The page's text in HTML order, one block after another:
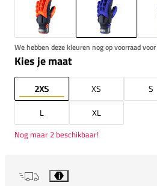
We hebben deze kleuren nog op voorraad
Kies je maat
2XS XS S
L
XL
Nog maar 2 beschikbaar!
i